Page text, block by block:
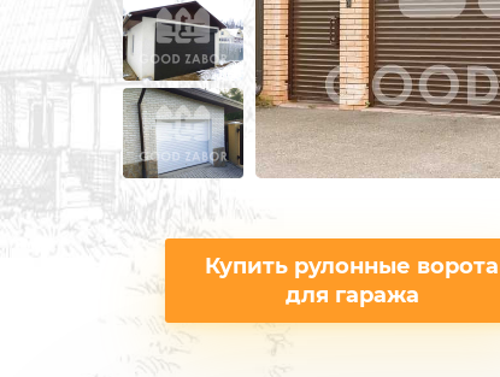
ДЕРЕВЯННЫЕ
С
Купить рулонные ворота
для гаража